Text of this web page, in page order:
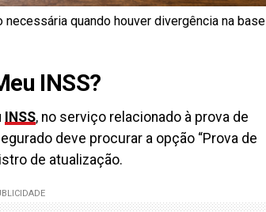
quando houver divergência na base
INSS?
INSS, no serviço relacionado à prova de
deve procurar a opção “Prova de
de atualização.